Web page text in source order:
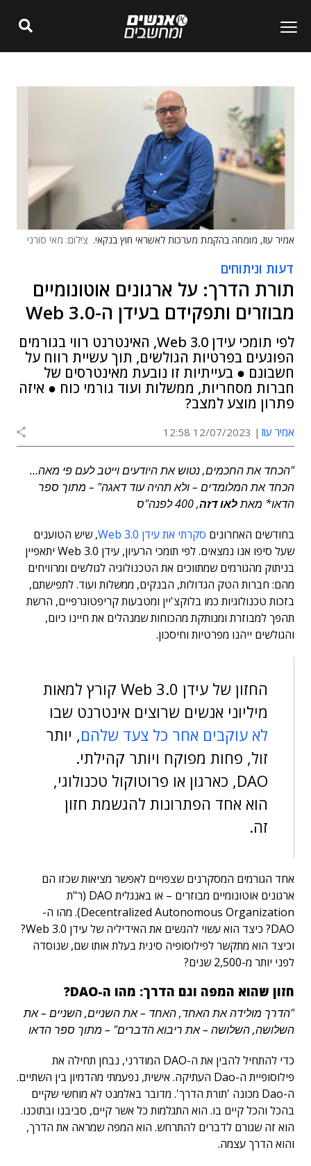
אמיר עוז, מומחה בהקמת מערכות לאשראי חוץ בנקאי. צילום: מאי סורני
דעות וניתוחים
תורת הדרך: על ארגונים אוטונומיים
מבוזרים ותפקידם בעידן ה-Web 3.0
לפי תומכי עידן Web 3.0, האינטרנט רווי בגורמים
הפוגעים בפרטיות הגולשים, תוך עשיית רווח על
חשבונם ● בעייתיות זו נובעת מאינטרסים של
חברות מסחריות, ממשלות ועוד גורמי כוח ● איזה
פתרון מוצע למצב?
אמיר עוז 12/07/2023 12:58
"הכחד את החכמים, נטוש את היודעים וייטב לעם פי מאה…
הכחד את המלומדים – ולא תהיה עוד דאגה" – מתוך ספר
הדאו* מאתלאו דזה, 400 לפנה"ס
בחודשים האחרונים סקרתי את עידן Web 3.0
, שיש הטוענים
שעל סיפו אנו נמצאים. לפי תומכי הרעיון, עידן Web 3.0 יתאפיין
בניתוק מהגורמים שמתווכים את הטכנולוגיה לגולשים ומרוויחים
מהם: חברות הטק הגדולות, הבנקים, ממשלות ועוד. לתפישתם,
בזכות טכנולוגיות כמו בלוקצ'יין ומטבעות קריפטוגרפיים, הרשת
תהפך למבוזרת ומנותקת מהכוחות שמנהלים את חיינו כיום,
והגולשים ייהנו מפרטיות וחיסכון.
החזון של עידן Web 3.0 קורץ למאות
מיליוני אנשים שרוצים אינטרנט שבו
לא עוקבים אחר כל צעד שלהם, יותר
זול, פחות מפוקח ויותר קהילתי.
DAO, כארגון או פרוטוקול טכנולוגי,
הוא אחד הפתרונות להגשמת חזון
זה.
אחד הגורמים המסקרנים שצפויים לאפשר מציאות שכזו הם
ארגונים אוטונומיים מבוזרים – או באנגלית DAO (ר"ת
Decentralized Autonomous Organization). מהו ה-
DAO? כיצד הוא עשוי להגשים את האידיליה של עידן Web 3.0?
וכיצד הוא מתקשר לפילוסופיה סינית בעלת אותו שם, שנוסדה
לפני יותר מ-2,500 שנים?
חזון שהוא המפה וגם הדרך: מהו ה-DAO?
"הדרך מולידה את האחד, האחד – את השניים, השניים – את
השלושה, השלושה – את ריבוא הדברים" – מתוך ספר הדאו
כדי להתחיל להבין את ה-DAO המודרני, נבחן תחילה את
פילוסופיית ה-Dao העתיקה. אישית, נפעמתי מהדמיון בין השתיים.
ה-Dao מכונה 'תורת הדרך'. מדובר באלמנט לא מוחשי שקיים
בהכל והכל קיים בו. הוא התגלמות כל אשר קיים, סביבנו ובתוכנו.
הוא זה שגורם לדברים להתרחש. הוא המפה שמראה את הדרך,
והוא הדרך עצמה.